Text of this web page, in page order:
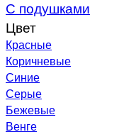
С подушками
Цвет
Красные
Коричневые
Синие
Серые
Бежевые
Венге